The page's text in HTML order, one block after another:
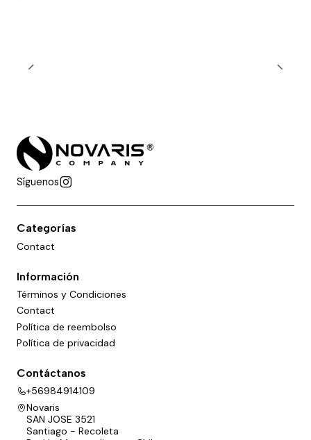
Síguenos
Categorías
Contact
Información
Términos y Condiciones
Contact
Política de reembolso
Política de privacidad
Contáctanos
+56984914109
Novaris
SAN JOSE 3521
Santiago - Recoleta